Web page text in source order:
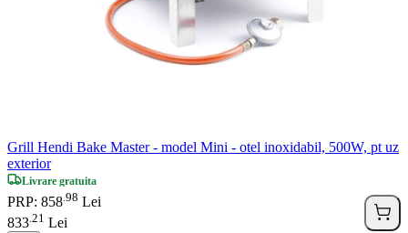
Grill Hendi Bake Master - model Mini - otel inoxidabil, 500W, pt uz
exterior
Livrare gratuita
PRP: 858 98 Lei
833 21 Lei